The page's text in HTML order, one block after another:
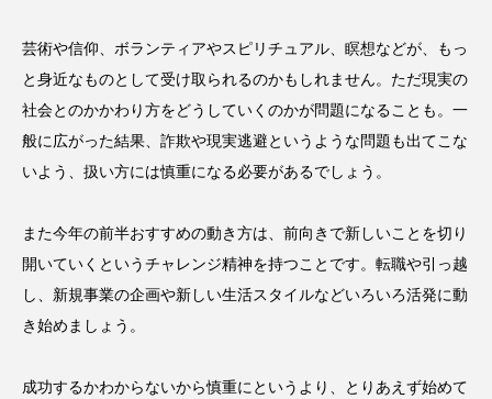
芸術や信仰、ボランティアやスピリチュアル、瞑想などが、もっ
と身近なものとして受け取られるのかもしれません。ただ現実の
社会とのかかわり方をどうしていくのかが問題になることも。一
般に広がった結果、詐欺や現実逃避というような問題も出てこな
いよう、扱い方には慎重になる必要があるでしょう。
また今年の前半おすすめの動き方は、前向きで新しいことを切り
開いていくというチャレンジ精神を持つことです。転職や引っ越
し、新規事業の企画や新しい生活スタイルなどいろいろ活発に動
き始めましょう。
成功するかわからないから慎重にというより、とりあえず始めて